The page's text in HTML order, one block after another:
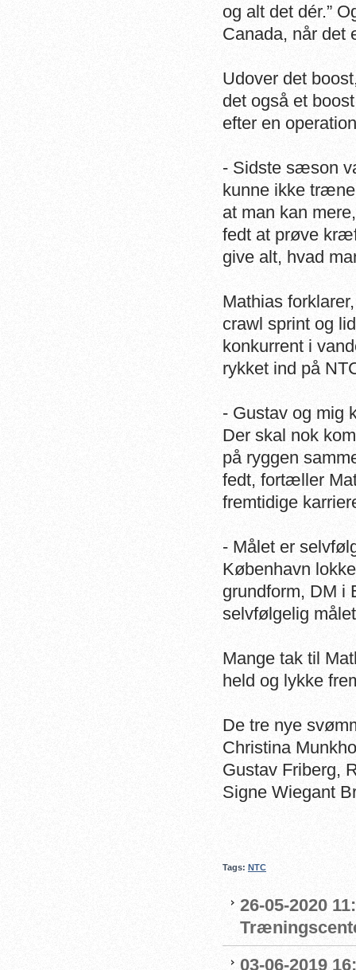
og alt det dér.”
Canada, når det
Udover det
det også et
efter en
- Sidste sæson
kunne ikke
at man kan
fedt at prøve
give alt, hvad
Mathias
crawl sprint og
konkurrent i
rykket ind på
- Gustav og mig
Der skal nok
på ryggen
fedt, fortæller
fremtidige
- Målet er
København
grundform, DM i
selvfølgelig
Mange tak til
held og lykke
De tre nye
Christina
Gustav Friberg,
Signe Wiegant
Tags: NTC
26-05-2020
03-06-2019